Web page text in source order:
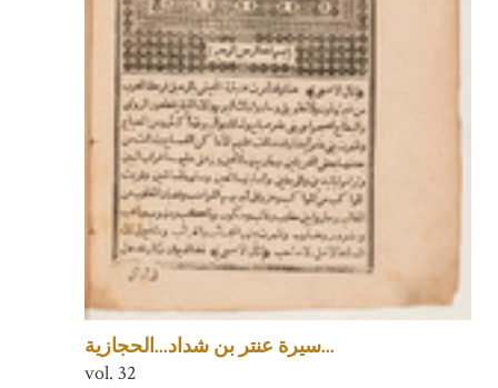
سيرة عنتر بن شداد...الحجازية...
vol. 32